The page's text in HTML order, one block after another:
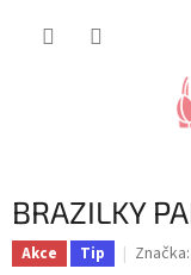
BRAZILKY
Akce Tip Značka: